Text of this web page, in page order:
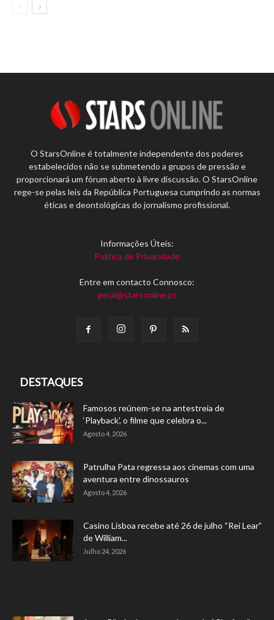
O StarsOnline é totalmente independente dos poderes
estabelecidos não se submetendo a grupos de pressão e
proporcionará um fórum aberto à livre discussão. O StarsOnline
rege-se pelas leis da República Portuguesa cumprindo as normas
éticas e deontológicas do jornalismo profissional.
Informações Úteis:
Política de Privacidade
Entre em contacto Connosco:
geral@starsonline.pt
DESTAQUES
Famosos reúnem-se na antestreia de
‘Playback’, o filme que celebra o...
Agosto 4, 2026
Patrulha Pata regressa aos cinemas com uma
aventura entre dinossauros
Agosto 4, 2026
Casino Lisboa recebe até 26 de julho “Rei Lear”
de William...
Julho 24, 2026